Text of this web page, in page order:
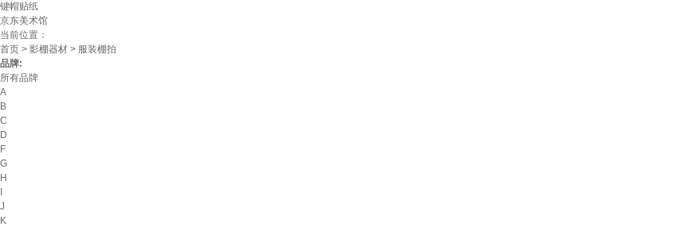
键帽贴纸
京东美术馆
当前位置：
首页 > 影棚器材 > 服装棚拍
品牌:
所有品牌
A
B
C
D
F
G
H
J
K